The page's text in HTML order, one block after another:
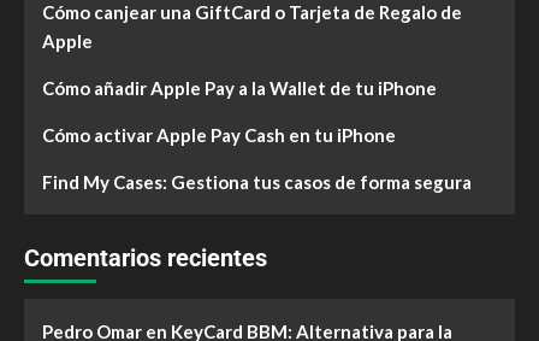
Cómo canjear una GiftCard o Tarjeta de Regalo de
Apple
Cómo añadir Apple Pay a la Wallet de tu iPhone
Cómo activar Apple Pay Cash en tu iPhone
Find My Cases: Gestiona tus casos de forma segura
Comentarios recientes
Pedro Omar en KeyCard BBM: Alternativa para la